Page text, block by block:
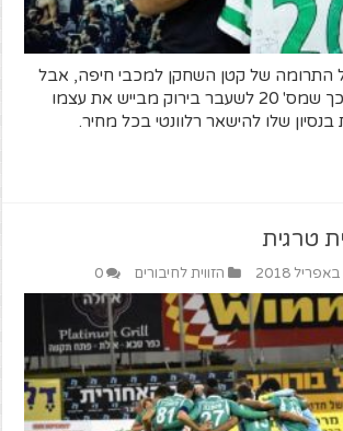
התרומה של קטן השחקן למכבי חיפה, אבל
אין ממש ויכוח על כך שמס' 20 לשעבר בירוק מבייש את עצמו
שלו להישאר רלוונטי בכל מחיר.
טרגית
הזווית לחיבורים 0